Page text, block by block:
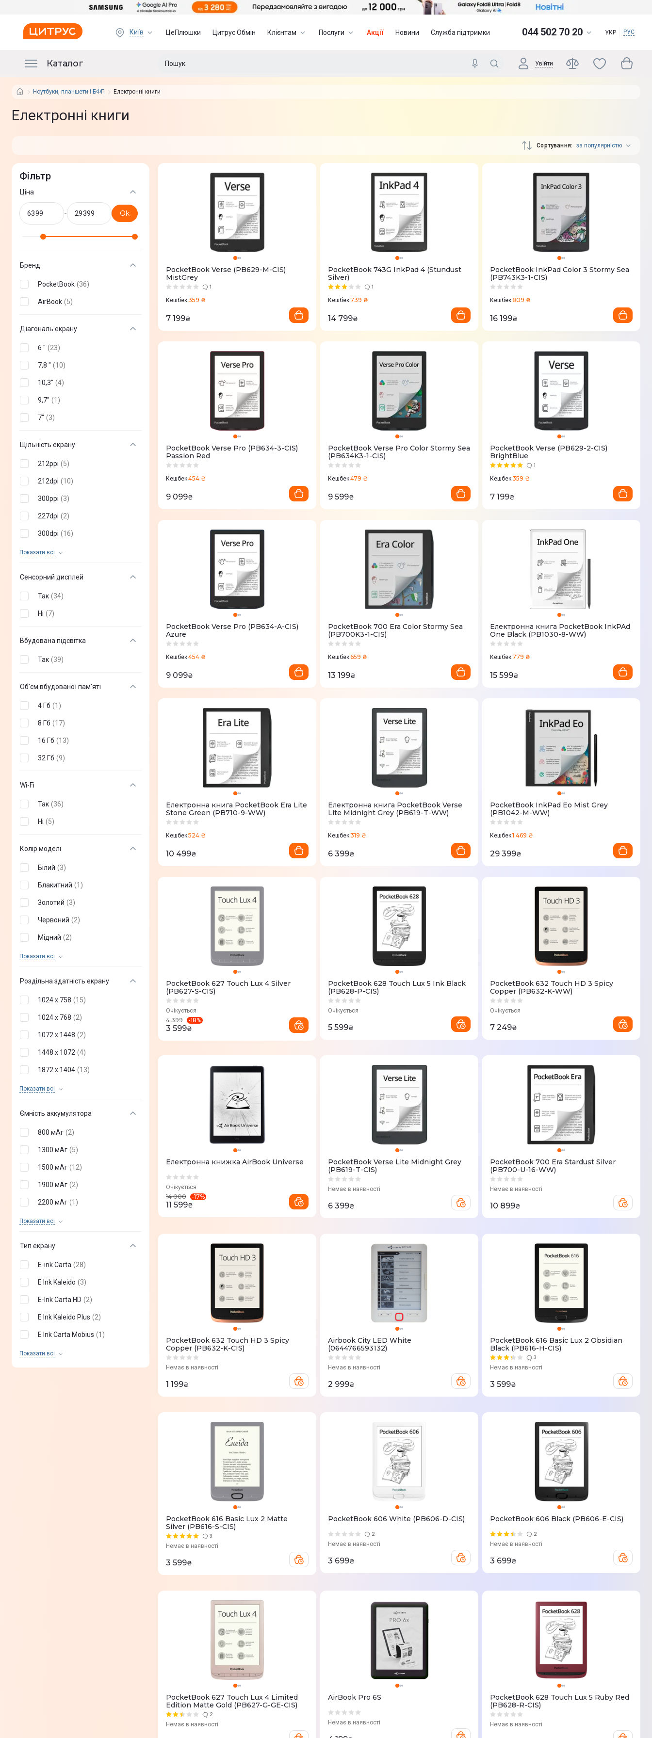
Київ ЦеПлюшки Цитрус Обмін Клієнтам Послуги Акції Новини Служба підтримки 044 502 70 20 УКР РУС
Каталог Увійти
Ноутбуки, планшети і БФП Електронні книги
Електронні книги
Сортування за популярністю
Фільтр
Ціна
- Ok
Бренд
PocketBook (36)
AirBook (5)
Діагональ екрану
6 " (23)
7,8 " (10)
10,3" (4)
9,7" (1 )
7" (3)
Щільність екрану
212ppi (5)
212dpi (10)
300ppi (3)
227dpi (2)
300dpi (16)
Показати всi
150ppi (
Сенсорний дисплей
Так (34)
Ні (7)
Вбудована підсвітка
Так (39)
Об'єм вбудованої пам'яті
4 Гб (1 )
8 Гб (17)
16 Гб (13)
32 Гб (9)
Wi-Fi
Так (36)
Ні (5)
Колір моделі
Білий (3)
Блакитний (1 )
Золотий (3)
Червоний (2)
Мідний (2)
Показати всi
Сірий (11
Роздільна здатність екрану
1024 x 758 (15)
1024 x 768 (2)
1072 х 1448 (2)
1448 х 1072 (4)
1872 x 1404 (13)
Показати всi
825 х 1200
Ємність аккумулятора
800 мАг (2)
1300 мАг (5)
1500 мАг (12)
1900 мАг (2)
2200 мАг (1 )
Показати всi
1750 мАг
Тип екрану
E-ink Carta (28)
E Ink Kaleido (3)
E-Ink Carta HD (2)
E Ink Kaleido Plus (2)
E Ink Carta Mobius (1 )
Показати всiE Ink Kaleido 3
E Ink Mobius (1)
PocketBook Verse (PB629-M-CIS)
MistGrey
1
Кешбек359 ₴
7 199₴
PocketBook 743G InkPad 4 (Stundust
Silver)
1
Кешбек739 ₴
14 799₴
PocketBook InkPad Color 3 Stormy Sea
(PB743K3-1-CIS)
Кешбек809 ₴
16 199₴
PocketBook Verse Pro (PB634-3-CIS)
Passion Red
Кешбек454 ₴
9 099₴
PocketBook Verse Pro Color Stormy Sea
(PB634K3-1-CIS)
Кешбек479 ₴
9 599₴
PocketBook Verse (PB629-2-CIS)
BrightBlue
1
Кешбек359 ₴
7 199₴
PocketBook Verse Pro (PB634-A-CIS)
Azure
Кешбек454 ₴
9 099₴
PocketBook 700 Era Color Stormy Sea
(PB700K3-1-CIS)
Кешбек659 ₴
13 199₴
Електронна книга PocketBook InkPAd
One Black (PB1030-8-WW)
Кешбек779 ₴
15 599₴
Електронна книга PocketBook Era Lite
Stone Green (PB710-9-WW)
Кешбек524 ₴
10 499₴
Електронна книга PocketBook Verse
Lite Midnight Grey (PB619-T-WW)
Кешбек319 ₴
6 399₴
PocketBook InkPad Eo Mist Grey
(PB1042-M-WW)
Кешбек1 469 ₴
29 399₴
PocketBook 627 Touch Lux 4 Silver
(PB627-S-CIS)
Очікується
4 399 -18%
3 599₴
PocketBook 628 Touch Lux 5 Ink Black
(PB628-P-CIS)
Очікується
5 599₴
PocketBook 632 Touch HD 3 Spicy
Copper (PB632-K-WW)
Очікується
7 249₴
Електронна книжка AirBook Universe
Очікується
14 000 -17%
11 599₴
PocketBook Verse Lite Midnight Grey
(PB619-T-CIS)
Немає в наявності
6 399₴
PocketBook 700 Era Stardust Silver
(PB700-U-16-WW)
Немає в наявності
10 899₴
PocketBook 632 Touch HD 3 Spicy
Copper (PB632-K-CIS)
Немає в наявності
1 199₴
Airbook City LED White
(0644766593132)
Немає в наявності
2 999₴
PocketBook 616 Basic Lux 2 Obsidian
Black (PB616-H-CIS)
3
Немає в наявності
3 599₴
PocketBook 616 Basic Lux 2 Matte
Silver (PB616-S-CIS)
3
Немає в наявності
3 599₴
PocketBook 606 White (PB606-D-CIS)
2
Немає в наявності
3 699₴
PocketBook 606 Black (PB606-E-CIS)
2
Немає в наявності
3 699₴
PocketBook 627 Touch Lux 4 Limited
Edition Matte Gold (PB627-G-GE-CIS)
2
Немає в наявності
AirBook Pro 6S
Немає в наявності
PocketBook 628 Touch Lux 5 Ruby Red
(PB628-R-CIS)
Немає в наявності